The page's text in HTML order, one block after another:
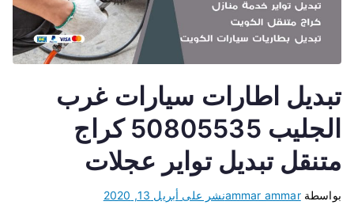
تبديل اطارات سيارات غرب
الجليب 50805535 كراج
متنقل تبديل تواير عجلات
بواسطةammar ammarنشر على أبريل 13, 2020